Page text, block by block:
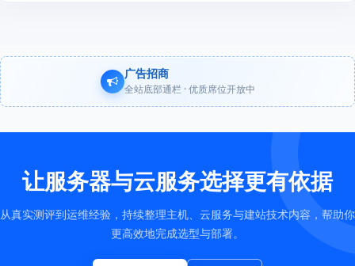
广告招商
全站底部通栏 · 优质席位开放中
让服务器与云服务选择更有依据
从真实测评到运维经验，持续整理主机、云服务与建站技术内容，帮助你
更高效地完成选型与部署。